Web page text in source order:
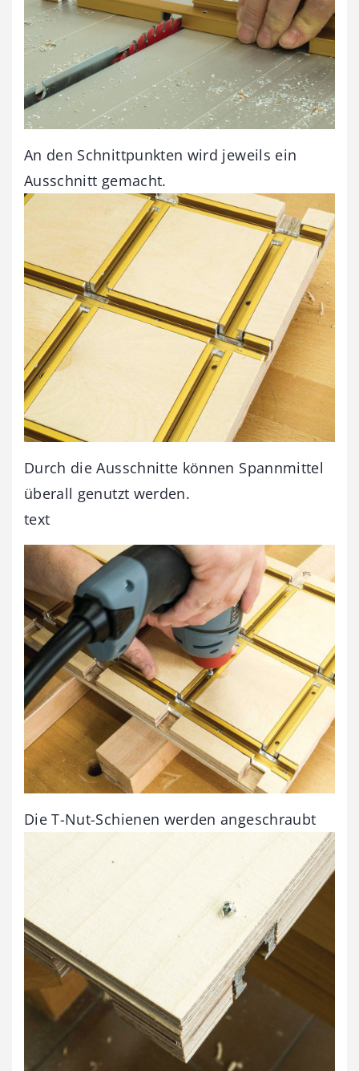
An den Schnittpunkten wird jeweils ein
Ausschnitt gemacht.
Durch die Ausschnitte können Spannmittel
überall genutzt werden.
text
Die T-Nut-Schienen werden angeschraubt